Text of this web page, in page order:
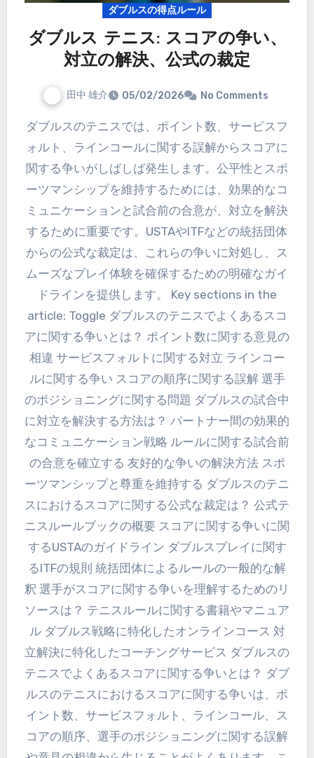
ダブルスの得点ルール
ダブルス テニス: スコアの争い、
対立の解決、公式の裁定
田中 雄介 05/02/2026 No Comments
ダブルスのテニスでは、ポイント数、サービスフ
ォルト、ラインコールに関する誤解からスコアに
関する争いがしばしば発生します。公平性とスポ
ーツマンシップを維持するためには、効果的なコ
ミュニケーションと試合前の合意が、対立を解決
するために重要です。USTAやITFなどの統括団体
からの公式な裁定は、これらの争いに対処し、ス
ムーズなプレイ体験を確保するための明確なガイ
ドラインを提供します。 Key sections in the
article: Toggle ダブルスのテニスでよくあるスコ
アに関する争いとは？ ポイント数に関する意見の
相違 サービスフォルトに関する対立 ラインコー
ルに関する争い スコアの順序に関する誤解 選手
のポジショニングに関する問題 ダブルスの試合中
に対立を解決する方法は？ パートナー間の効果的
なコミュニケーション戦略 ルールに関する試合前
の合意を確立する 友好的な争いの解決方法 スポ
ーツマンシップと尊重を維持する ダブルスのテニ
スにおけるスコアに関する公式な裁定は？ 公式テ
ニスルールブックの概要 スコアに関する争いに関
するUSTAのガイドライン ダブルスプレイに関す
るITFの規則 統括団体によるルールの一般的な解
釈 選手がスコアに関する争いを理解するためのリ
ソースは？ テニスルールに関する書籍やマニュア
ル ダブルス戦略に特化したオンラインコース 対
立解決に特化したコーチングサービス ダブルスの
テニスでよくあるスコアに関する争いとは？ ダブ
ルスのテニスにおけるスコアに関する争いは、ポ
イント数、サービスフォルト、ラインコール、ス
コアの順序、選手のポジショニングに関する誤解